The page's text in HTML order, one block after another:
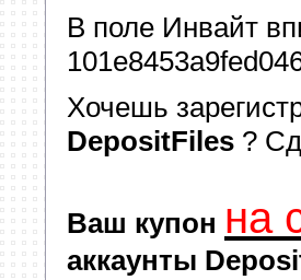
В поле Инвайт
Хочешь
DepositFiles ?
Ваш купон на
аккаунты